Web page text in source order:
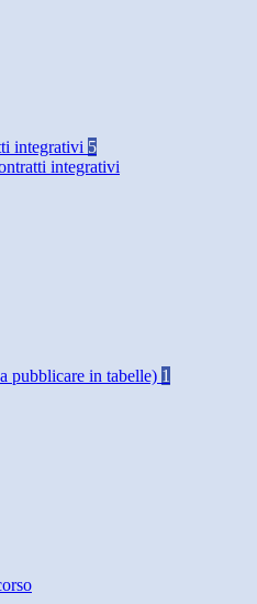
integrativi 5
integrativi
pubblicare in tabelle) 1